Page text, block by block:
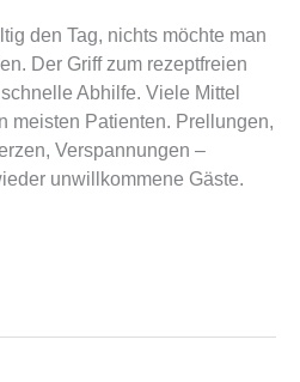
den Tag, nichts möchte man
Der Griff zum rezeptfreien
Abhilfe. Viele Mittel
meisten Patienten. Prellungen,
Verspannungen –
unwillkommene Gäste.